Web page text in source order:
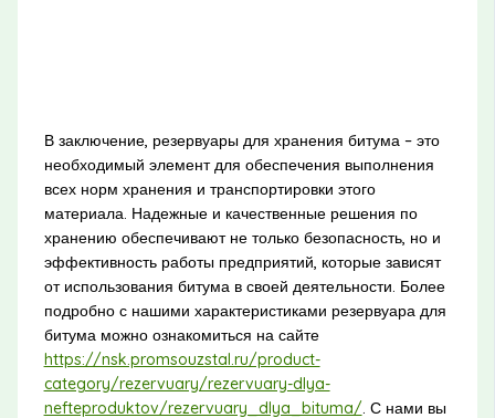
В заключение, резервуары для хранения битума – это
необходимый элемент для обеспечения выполнения
всех норм хранения и транспортировки этого
материала. Надежные и качественные решения по
хранению обеспечивают не только безопасность, но и
эффективность работы предприятий, которые зависят
от использования битума в своей деятельности. Более
подробно с нашими характеристиками резервуара для
битума можно ознакомиться на сайте
https://nsk.promsouzstal.ru/product-
category/rezervuary/rezervuary-dlya-
nefteproduktov/rezervuary_dlya_bituma/. С нами вы